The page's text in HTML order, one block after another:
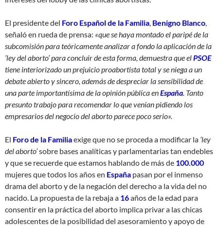
El presidente del Foro Español de la Familia, Benigno Blanco,
señaló en rueda de prensa: «que se haya montado el paripé de la
subcomisión para teóricamente analizar a fondo la aplicación de la
‘ley del aborto’ para concluir de esta forma, demuestra que elPSOE
tiene interiorizado un prejuicio proabortista total y se niega a un
debate abierto y sincero, además de despreciar la sensibilidad de
una parte importantísima de la opinión pública enEspaña. Tanto
presunto trabajo para recomendar lo que venían pidiendo los
empresarios del negocio del aborto parece poco serio».
El Foro de la Familiaexige que no se proceda a modificar la ‘ley
del aborto’sobre bases analíticas y parlamentarias tan endebles
y que se recuerde que estamos hablando de más de 100.000
mujeres que todos los años en España pasan por el inmenso
drama del aborto y de la negación del derecho a la vida del no
nacido. La propuesta de la rebaja a 16años de la edad para
consentir en la práctica del aborto implica privar a las chicas
adolescentes de la posibilidad del asesoramiento y apoyo de